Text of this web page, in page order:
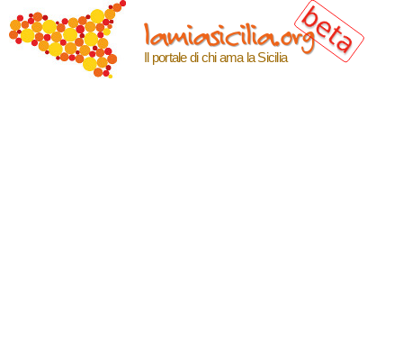
contenuto
principale
lamiasicilia.org
Il portale di chi ama la Sicilia